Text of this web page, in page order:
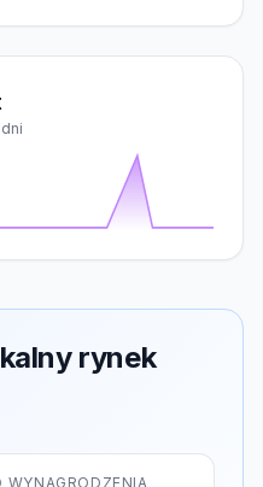
rynek
WYNAGRODZENIA